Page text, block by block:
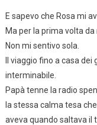
E sapevo che Rosa mi
Ma per la prima volta da
Non mi sentivo sola.
Il viaggio fino a casa dei
interminabile.
Papà tenne la radio
la stessa calma tesa
aveva quando saltava